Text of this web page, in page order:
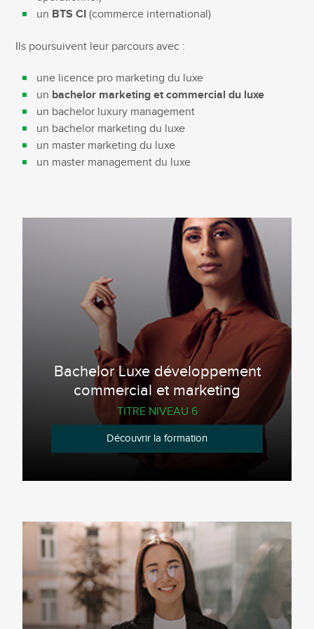
un BTS CI(commerce international)
Ils poursuivent leur parcours avec :
une licence pro marketing du luxe
un bachelor marketing et commercial du luxe
un bachelor luxury management
un bachelor marketing du luxe
un master marketing du luxe
un master management du luxe
Bachelor Luxe développement
commercial et marketing
TITRE NIVEAU 6
Découvrir la formation